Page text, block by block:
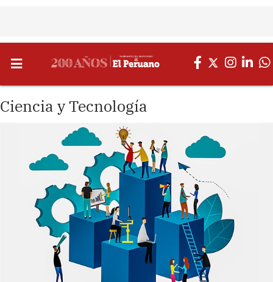
Ciencia y Tecnología